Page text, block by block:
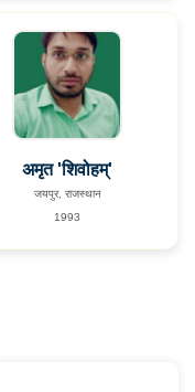
अमृत 'शिवोहम्'
जयपुर, राजस्थान
1993